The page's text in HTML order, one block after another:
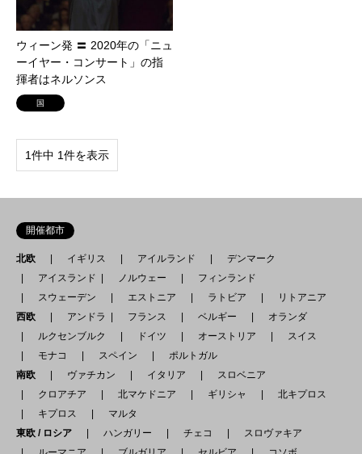
ウィーン発 〓 2020年の「ニュ
ーイヤー・コンサート」の指
揮者はネルソンス
国
1件中 1件を表示
開催都市
北欧 イギリス アイルランド
デンマーク
アイスランド
ノルウェー
フィンランド
スウェーデン
エストニア ラトビア
リトアニア
西欧
アンドラ フランス ベルギー
オランダ
ルクセンブルク
ドイツ オーストリア
スイス
モナコ
スペイン
ポルトガル
南欧
ヴァチカン イタリア
スロベニア
クロアチア
北マケドニア ギリシャ
北キプロス
キプロス
マルタ
東欧 / ロシア
ハンガリー チェコ
スロヴァキア